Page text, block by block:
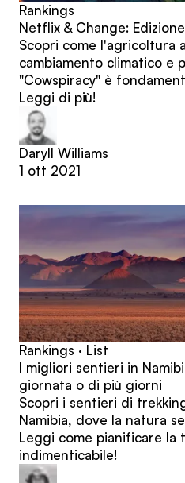
Rankings
Netflix & Change:
Scopri come l'agricoltura
cambiamento climatico e
"Cowspiracy" è
Leggi di più!
Daryll Williams
1 ott 2021
Rankings · List
I migliori sentieri in
giornata o di più giorni
Scopri i sentieri di
Namibia, dove la natura
Leggi come pianificare la
indimenticabile!